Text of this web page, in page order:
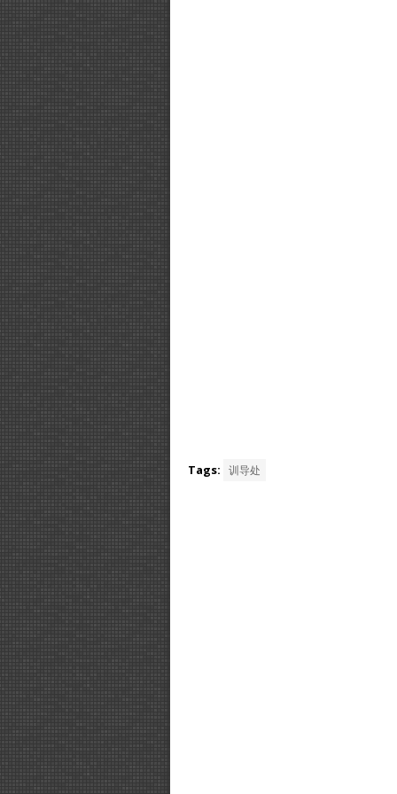
Tags: 训导处